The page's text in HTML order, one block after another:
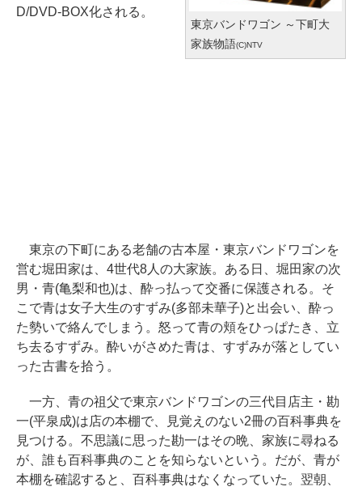
東京バンドワゴン ～下町大
家族物語(C)NTV
D/DVD-BOX化される。
東京の下町にある老舗の古本屋・東京バンドワゴンを
営む堀田家は、4世代8人の大家族。ある日、堀田家の次
男・青(亀梨和也)は、酔っ払って交番に保護される。そ
こで青は女子大生のすずみ(多部未華子)と出会い、酔っ
た勢いで絡んでしまう。怒って青の頬をひっぱたき、立
ち去るすずみ。酔いがさめた青は、すずみが落としてい
った古書を拾う。
一方、青の祖父で東京バンドワゴンの三代目店主・勘
一(平泉成)は店の本棚で、見覚えのない2冊の百科事典を
見つける。不思議に思った勘一はその晩、家族に尋ねる
が、誰も百科事典のことを知らないという。だが、青が
本棚を確認すると、百科事典はなくなっていた。翌朝、